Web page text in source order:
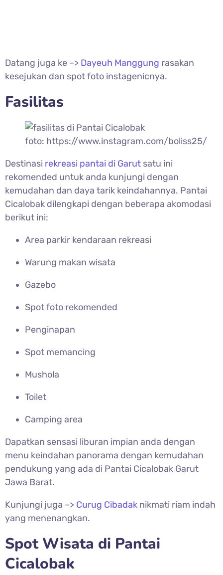
Datang juga ke –> Dayeuh Manggung rasakan
kesejukan dan spot foto instagenicnya.
Fasilitas
foto: https://www.instagram.com/boliss25/
Destinasi rekreasi pantai di Garut satu ini
rekomended untuk anda kunjungi dengan
kemudahan dan daya tarik keindahannya. Pantai
Cicalobak dilengkapi dengan beberapa akomodasi
berikut ini:
Area parkir kendaraan rekreasi
Warung makan wisata
Gazebo
Spot foto rekomended
Penginapan
Spot memancing
Mushola
Toilet
Camping area
Dapatkan sensasi liburan impian anda dengan
menu keindahan panorama dengan kemudahan
pendukung yang ada di Pantai Cicalobak Garut
Jawa Barat.
Kunjungi juga –> Curug Cibadak nikmati riam indah
yang menenangkan.
Spot Wisata di Pantai
Cicalobak